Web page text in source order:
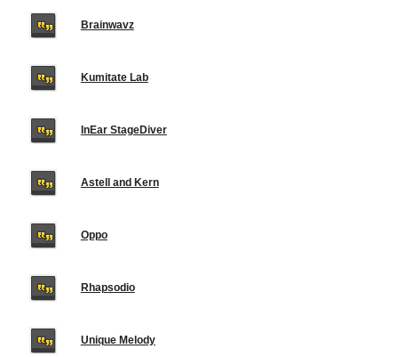
Brainwavz
Kumitate Lab
InEar StageDiver
Astell and Kern
Oppo
Rhapsodio
Unique Melody